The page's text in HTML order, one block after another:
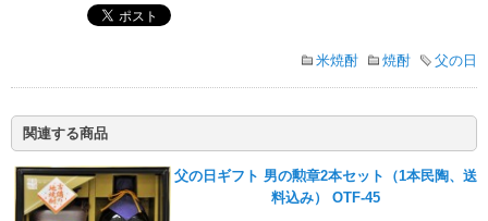
米焼酎 焼酎 父の日
関連する商品
父の日ギフト 男の勲章2本セット（1本民陶、送
料込み） OTF-45